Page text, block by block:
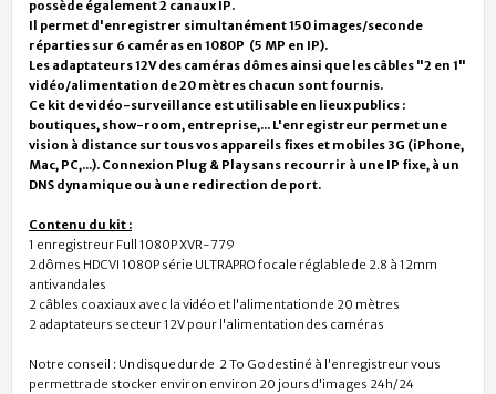
possède également 2 canaux IP.
Il permet d'enregistrer simultanément 150 images/seconde
réparties sur 6 caméras en 1080P (5 MP en IP).
Les adaptateurs 12V des caméras dômes ainsi que les câbles "2 en 1"
vidéo/alimentation de 20 mètres chacun sont fournis.
Ce kit de vidéo-surveillance est utilisable en lieux publics :
boutiques, show-room, entreprise,... L'enregistreur permet une
vision à distance sur tous vos appareils fixes et mobiles 3G (iPhone,
Mac, PC,...). Connexion Plug & Play sans recourrir à une IP fixe, à un
DNS dynamique ou à une redirection de port.
Contenu du kit :
1 enregistreur Full 1080P XVR-779
2 dômes HDCVI 1080P série ULTRAPRO focale réglable de 2.8 à 12mm
antivandales
2 câbles coaxiaux avec la vidéo et l'alimentation de 20 mètres
2 adaptateurs secteur 12V pour l'alimentation des caméras
Notre conseil : Un disque dur de 2 To Go destiné à l'enregistreur vous
permettra de stocker environ environ 20 jours d'images 24h/24